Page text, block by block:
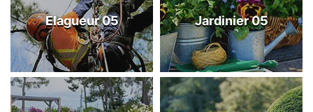
Elagueur 05 Jardinier 05